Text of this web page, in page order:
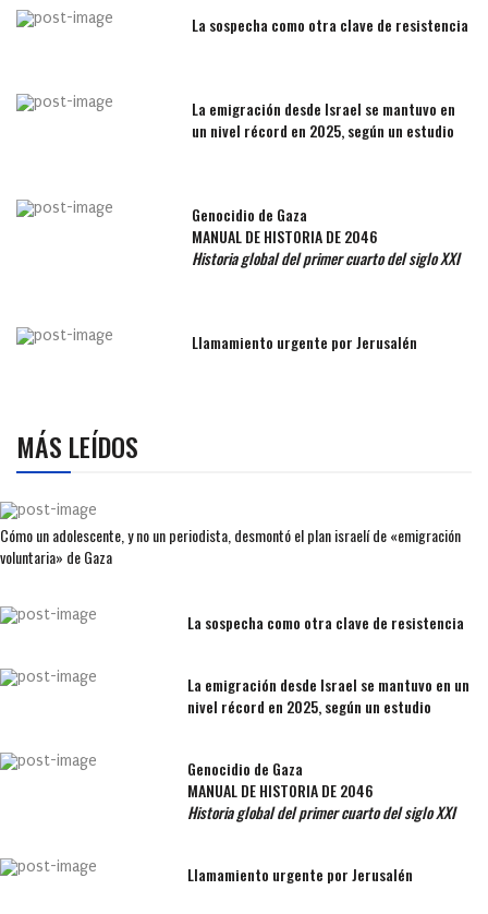
La sospecha como otra clave de resistencia
La emigración desde Israel se mantuvo en
un nivel récord en 2025, según un estudio
Genocidio de Gaza
MANUAL DE HISTORIA DE 2046
Historia global del primer cuarto del siglo XXI
Llamamiento urgente por Jerusalén
MÁS LEÍDOS
Cómo un adolescente, y no un periodista, desmontó el plan israelí de «emigración
voluntaria» de Gaza
La sospecha como otra clave de resistencia
La emigración desde Israel se mantuvo en un
nivel récord en 2025, según un estudio
Genocidio de Gaza
MANUAL DE HISTORIA DE 2046
Historia global del primer cuarto del siglo XXI
Llamamiento urgente por Jerusalén